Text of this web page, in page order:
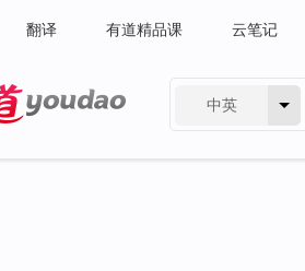
翻译 有道精品课 云笔记
中英